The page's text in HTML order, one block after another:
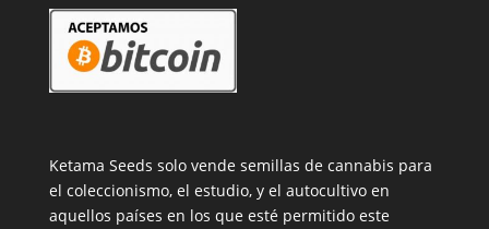
Ketama Seeds solo vende semillas de cannabis para
el coleccionismo, el estudio, y el autocultivo en
aquellos países en los que esté permitido este